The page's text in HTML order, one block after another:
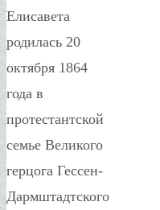
Елисавета
родилась 20
октября 1864
года в
протестантской
семье Великого
герцога Гессен-
Дармштадтского